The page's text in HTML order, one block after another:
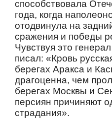
способствовала
года, когда
отодвинула на
сражения и победы
Чувствуя это
писал: «Кровь
берегах Аракса и
драгоценна, чем
берегах Москвы и
персиян причиняют
страдания».